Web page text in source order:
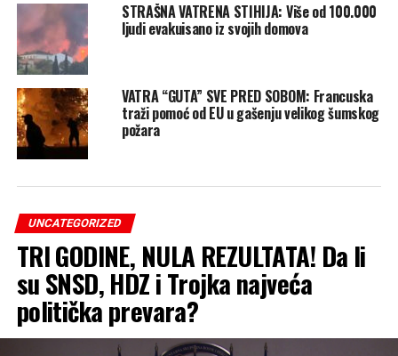
STRAŠNA VATRENA STIHIJA: Više od 100.000
ljudi evakuisano iz svojih domova
VATRA “GUTA” SVE PRED SOBOM: Francuska
traži pomoć od EU u gašenju velikog šumskog
požara
UNCATEGORIZED
TRI GODINE, NULA REZULTATA! Da li
su SNSD, HDZ i Trojka najveća
politička prevara?